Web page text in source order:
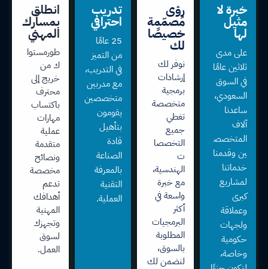
خبرة لا
مثيل
لها
على مدى
ثلاثين عامًا
في السوق
السعودي،
ساعدنا
آلاف
المتخصص
ين وقدمنا
خدماتنا
لمشاريع
كبرى
وعملاقة
ولجهات
حكومية
وخاصة،
رؤى
مُصمّمة
خصيصًا
لك
نوفر لك
إرشادات
برمجية
متخصصة
تغطي
جميع
التخصصا
ت
الهندسية،
مع خبرة
واسعة في
أكثر
البرمجيات
المطلوبة
بالسوق،
لنضمن لك
تدريب
احترافي
25 عامًا
من التميز
في التدريب،
مع مدربين
متخصصين
يقومون
بتأهيل
قادة
الصناعة
بالمعرفة
التقنية
العملية.
انطلق
بمسارك
المهني
طورمستوا
ك من
خريج إلى
محترف
باكتساب
مهارات
عملية
متقدمة
ونصائح
مخصصة
تدعم
أهدافك
المهنية
وتجهزك
لسوق
العمل.